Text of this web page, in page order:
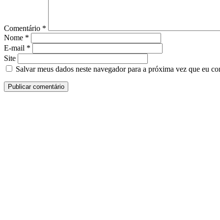
Comentário *
Nome *
E-mail *
Site
Salvar meus dados neste navegador para a próxima vez que eu